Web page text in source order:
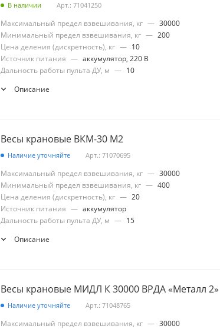
В наличии Арт.: 71041250
Максимальный предел взвешивания, кг — 30000
Минимальный предел взвешивания, кг — 200
Цена деления (дискретность), кг — 10
Источник питания — аккумулятор, 220 В
Дальность работы пульта ДУ, м — 10
Описание
Весы крановые ВКМ-30 М2
Наличие уточняйте Арт.: 71070695
Максимальный предел взвешивания, кг — 30000
Минимальный предел взвешивания, кг — 400
Цена деления (дискретность), кг — 20
Источник питания — аккумулятор
Дальность работы пульта ДУ, м — 15
Описание
Весы крановые МИДЛ К 30000 ВРДА «Металл 2»
Наличие уточняйте Арт.: 71048765
Максимальный предел взвешивания, кг — 30000